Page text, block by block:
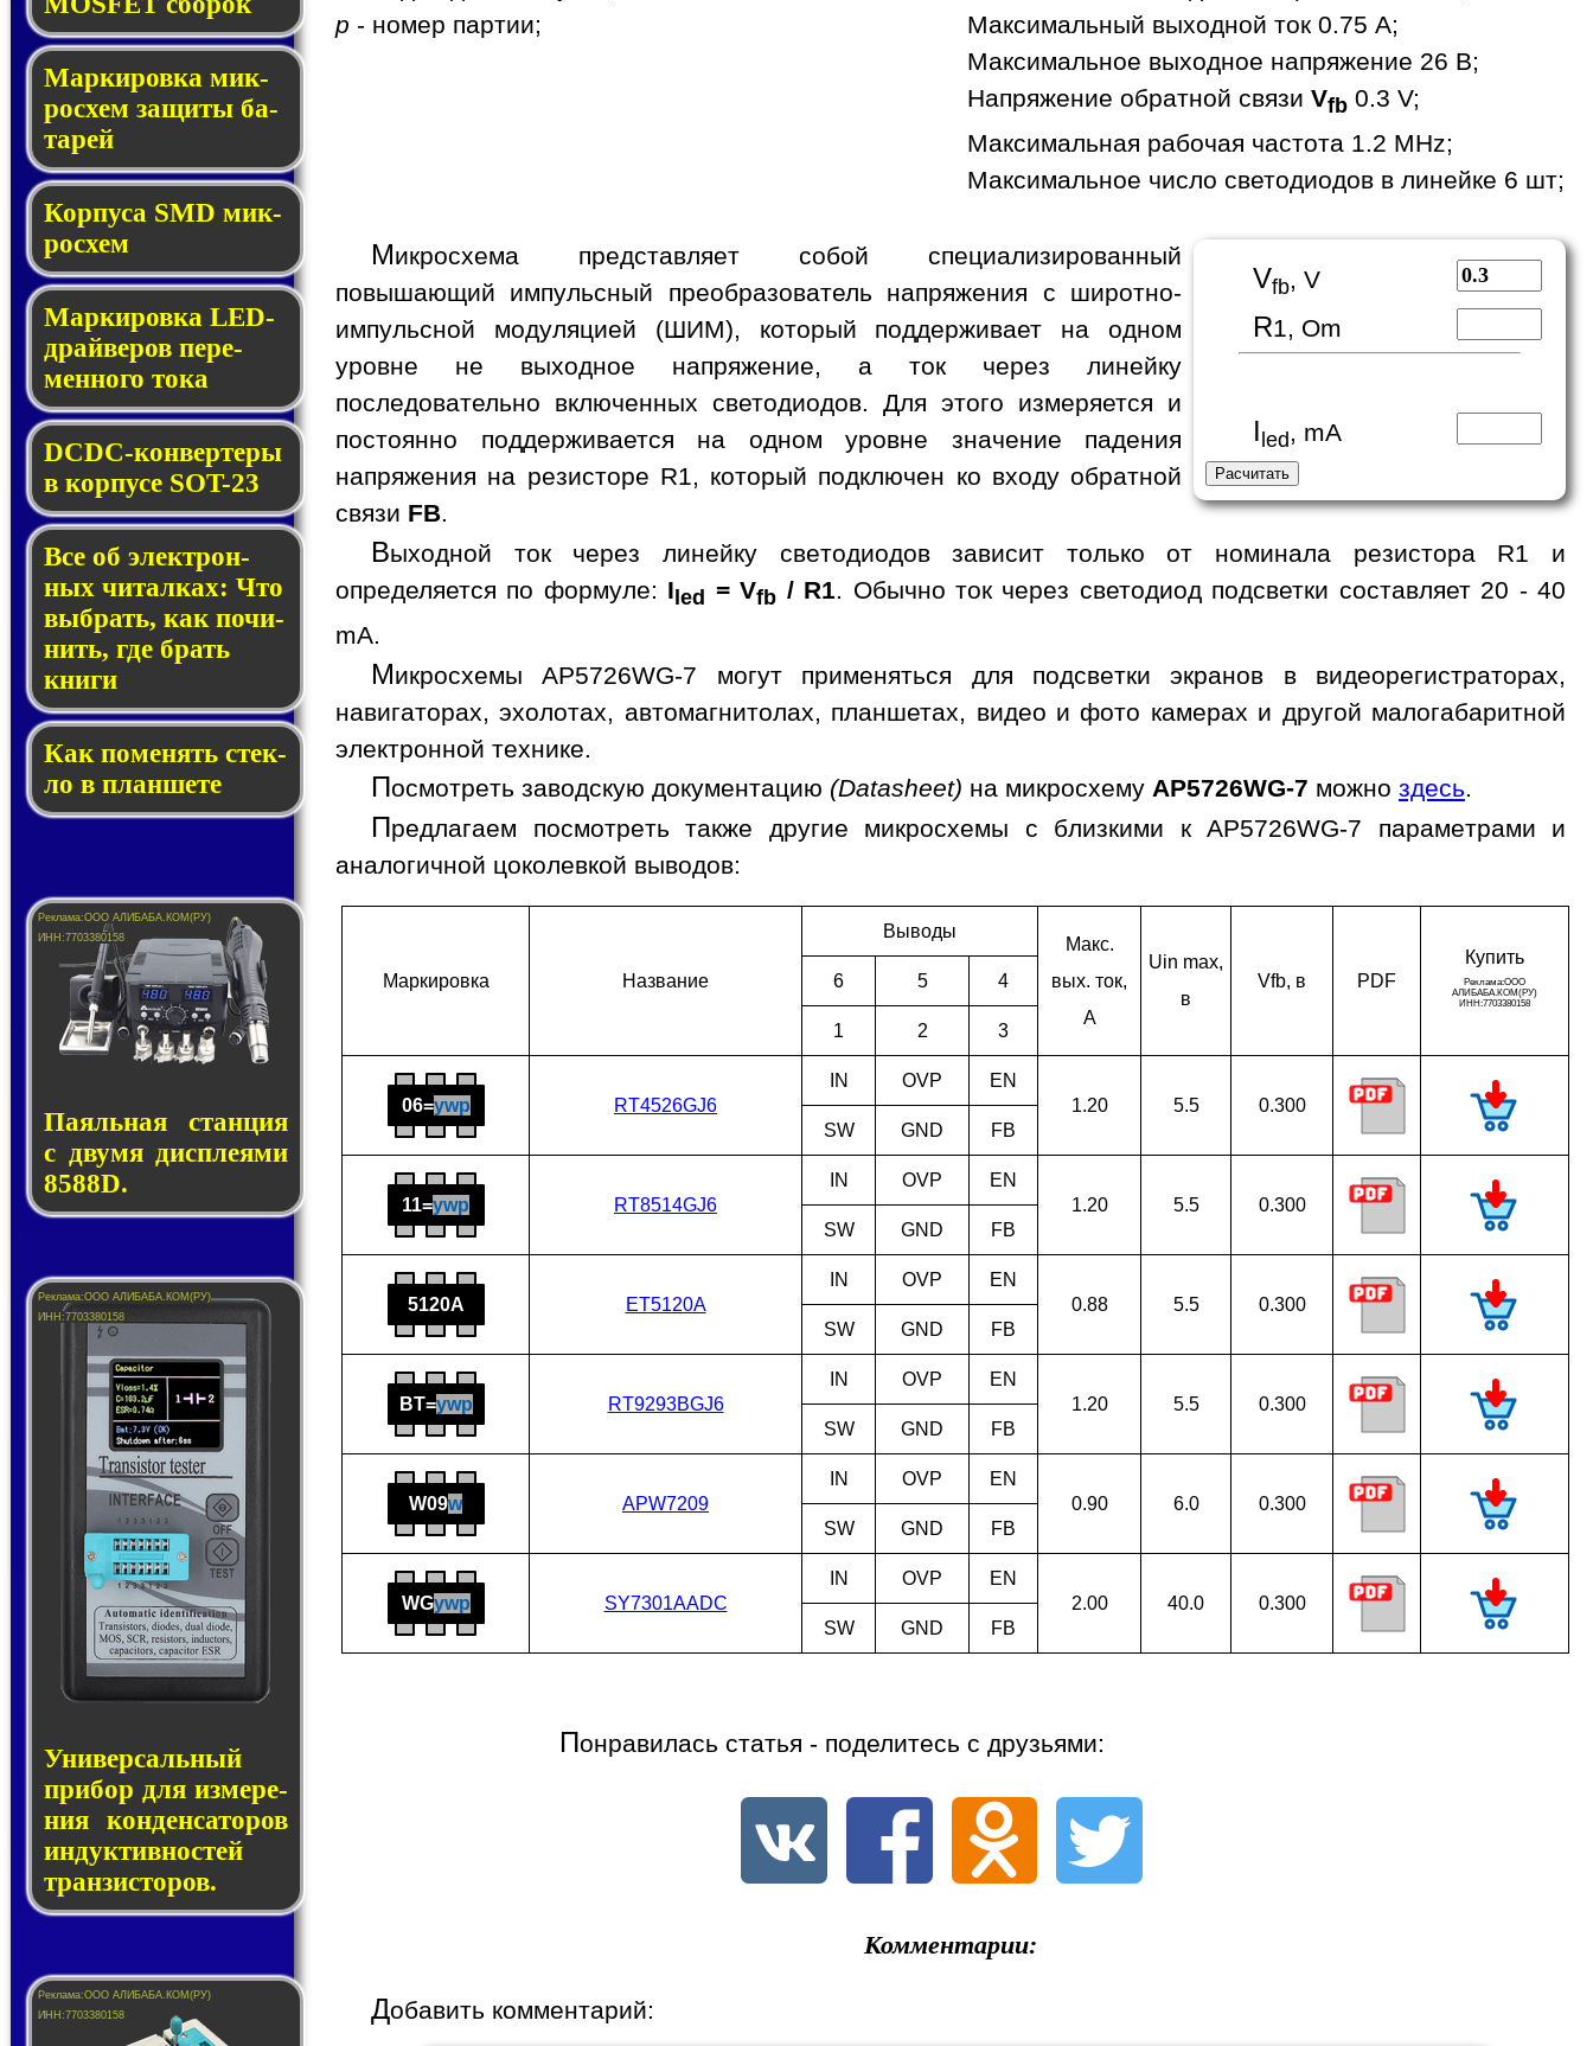
Мар­ки­ров­ка мик­
ро­схем за­щи­ты ба­
та­рей
Корпуса SMD мик­
ро­схем
Маркировка LED-
драй­ве­ров пе­ре­
мен­но­го то­ка
DCDC-кон­вер­те­ры
в кор­пу­се SOT-23
Все об элек­трон­
ных чи­тал­ках: Что
выб­рать, как по­чи­
нить, где брать
кни­ги
Как по­ме­нять стек­
ло в планшете
Паяльная стан­ция
с дву­мя дис­пле­я­ми
8588D.
Универсальный
при­бор для из­ме­ре­
ния кон­ден­са­то­ров
ин­дук­тив­нос­тей
тран­зис­то­ров.
p - номер партии;
Максимальный выходной ток 0.75 A;
Максимальное выходное напряжение 26 В;
Напряжение обратной связи Vfb 0.3 V;
Максимальная рабочая частота 1.2 MHz;
Максимальное число светодиодов в линейке 6 шт;
Vfb, V
R1, Om
Iled, mA
Микросхема представляет собой специализированный
повышающий импульсный преобразователь напряжения с широтно-
импульсной модуляцией (ШИМ), который поддерживает на одном
уровне не выходное напряжение, а ток через линейку
последовательно включенных светодиодов. Для этого измеряется и
постоянно поддерживается на одном уровне значение падения
напряжения на резисторе R1, который подключен ко входу обратной
связи FB.
Выходной ток через линейку светодиодов зависит только от номинала резистора R1 и
определяется по формуле: I led = Vfb / R1. Обычно ток через светодиод подсветки составляет 20 - 40
mA.
Микросхемы AP5726WG-7 могут применяться для подсветки экранов в видеорегистраторах,
навигаторах, эхолотах, автомагнитолах, планшетах, видео и фото камерах и другой малогабаритной
электронной технике.
Посмотреть заводскую документацию (Datasheet) на микросхему AP5726WG-7 можно здесь.
Предлагаем посмотреть также другие микросхемы с близкими к AP5726WG-7 параметрами и
аналогичной цоколевкой выводов:
Мар­ки­ров­ка Наз­ва­ние
Выводы
Макс.
вых. ток,
A
Uin max,
в
Vfb, в PDF
Ку­пить
6
5 4
1 2 3
06=ywp RT4526GJ6
IN OVP
EN
1.20
5.5
0.300
SW
GND FB
11=ywp RT8514GJ6
IN OVP
EN
1.20
5.5
0.300
SW
GND FB
5120A ET5120A
IN OVP
EN
0.88
5.5
0.300
SW
GND FB
BT=ywp RT9293BGJ6
IN OVP
EN
1.20
5.5
0.300
SW
GND FB
W09w APW7209
IN OVP
EN
0.90
6.0
0.300
SW
GND FB
WGywp SY7301AADC
IN OVP
EN
2.00
40.0
0.300
SW
GND FB
Понравилась статья - поделитесь с друзьями:
Комментарии:
Добавить комментарий: